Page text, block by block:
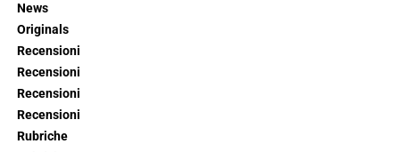
News
Originals
Recensioni
Recensioni
Recensioni
Recensioni
Rubriche